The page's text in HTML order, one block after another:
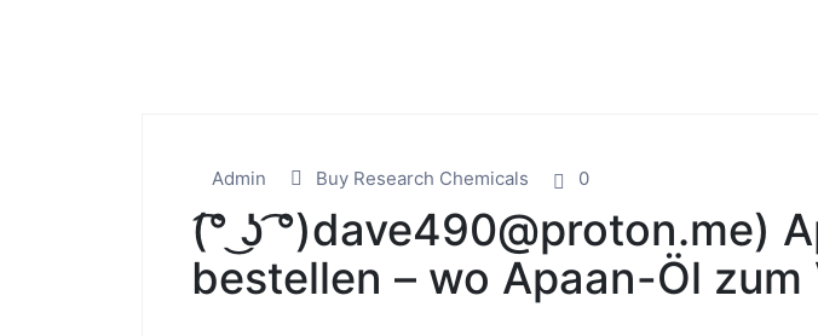
Admin Buy Research Chemicals 0
(͡° ͜ʖ ͡°)dave490@proton.me)
bestellen – wo Apaan-Öl